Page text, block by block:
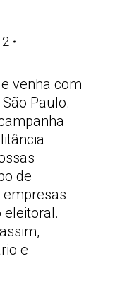
venha com
Paulo.
de
eleitoral.
e